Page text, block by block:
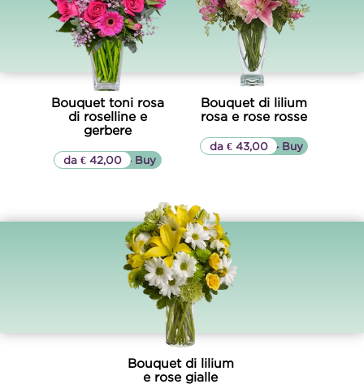
Bouquet toni rosa
di roselline e
gerbere
▷▷ Buy
da € 42,00
Bouquet di lilium
rosa e rose rosse
▷▷ Buy
da € 43,00
Bouquet di lilium
e rose gialle